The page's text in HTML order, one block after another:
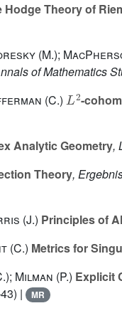
Hodge Theory of
(M.);
of Mathematics
(C.)
L2
-
Analytic Geometry,
Theory,
(J.) Principles of
(C.) Metrics for
Milman (P.) Explicit
|
MR